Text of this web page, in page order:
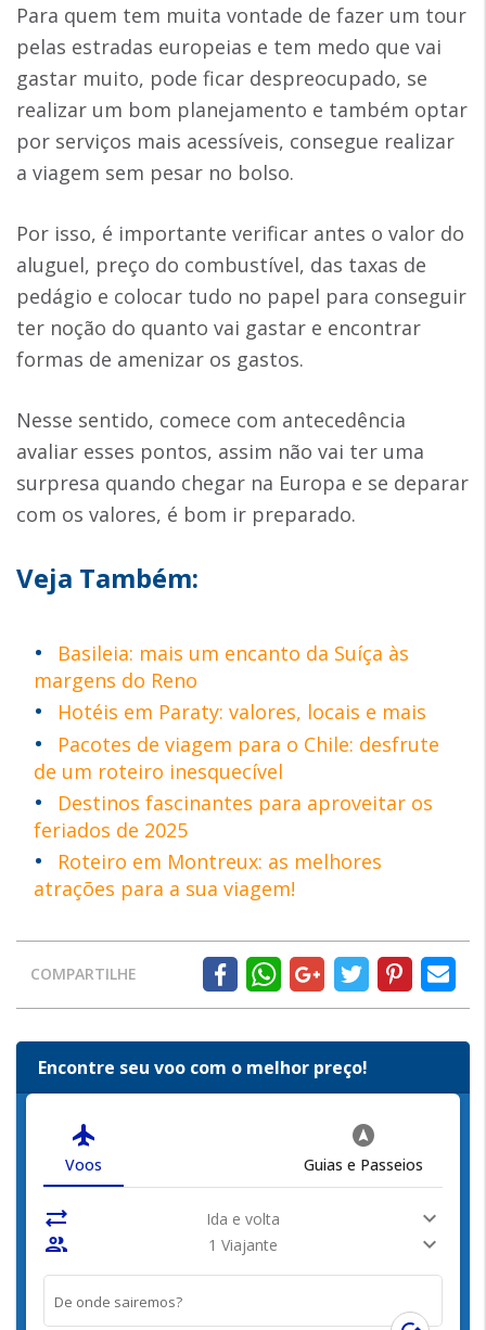
Para quem tem muita vontade de fazer um tour
pelas estradas europeias e tem medo que vai
gastar muito, pode ficar despreocupado, se
realizar um bom planejamento e também optar
por serviços mais acessíveis, consegue realizar
a viagem sem pesar no bolso.
Por isso, é importante verificar antes o valor do
aluguel, preço do combustível, das taxas de
pedágio e colocar tudo no papel para conseguir
ter noção do quanto vai gastar e encontrar
formas de amenizar os gastos.
Nesse sentido, comece com antecedência
avaliar esses pontos, assim não vai ter uma
surpresa quando chegar na Europa e se deparar
com os valores, é bom ir preparado.
Veja Também:
Basileia: mais um encanto da Suíça às
margens do Reno
Hotéis em Paraty: valores, locais e mais
Pacotes de viagem para o Chile: desfrute
de um roteiro inesquecível
Destinos fascinantes para aproveitar os
feriados de 2025
Roteiro em Montreux: as melhores
atrações para a sua viagem!
COMPARTILHE
Encontre seu voo com o melhor preço!
flight
Voos
assistant_navigation
Guias e Passeios
sync_alt Ida e volta
expand_more
people
1 Viajante expand_more
De onde sairemos?